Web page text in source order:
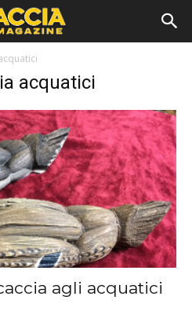
acquatici
agli acquatici